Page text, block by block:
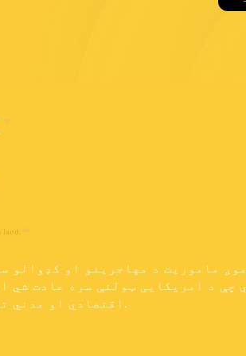
ماموریت د مهاجرینو او کډوالو
چې د امریکایی ټولنې سره عادت شي
اقتصادي او مدني توګه وده وکړي.